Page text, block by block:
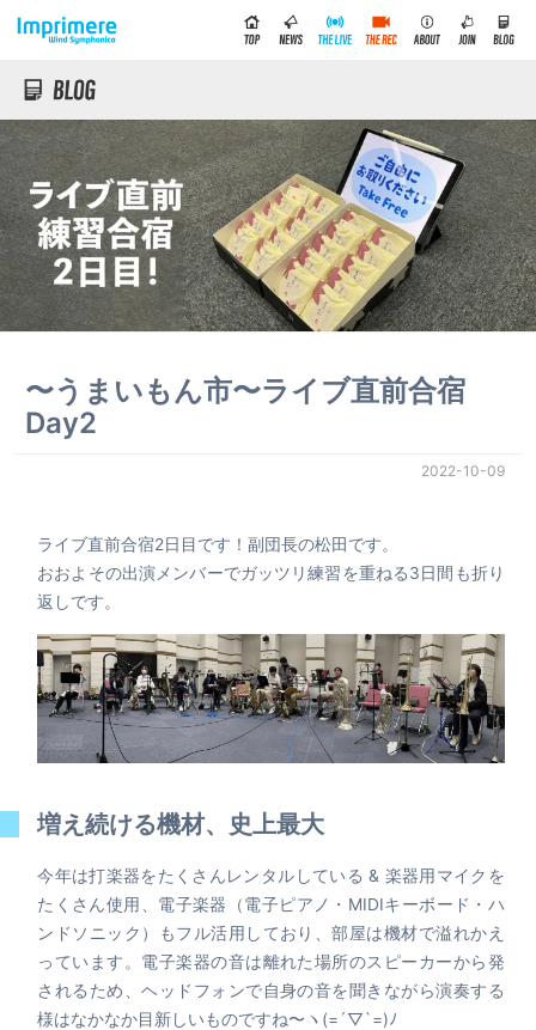
〜うまいもん市〜ライブ直前合宿
Day2
2022-10-09
ライブ直前合宿2日目です！副団長の松田です。
おおよその出演メンバーでガッツリ練習を重ねる3日間も折り
返しです。
増え続ける機材、史上最大
今年は打楽器をたくさんレンタルしている & 楽器用マイクを
たくさん使用、電子楽器（電子ピアノ・MIDIキーボード・ハ
ンドソニック）もフル活用しており、部屋は機材で溢れかえ
っています。電子楽器の音は離れた場所のスピーカーから発
されるため、ヘッドフォンで自身の音を聞きながら演奏する
様はなかなか目新しいものですね〜ヽ(=´▽`=)ﾉ